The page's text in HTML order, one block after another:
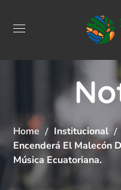
Home Institucional
Encenderá El Malecón
Música Ecuatoriana.